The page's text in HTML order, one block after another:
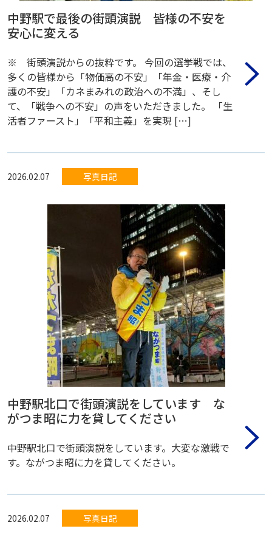
中野駅で最後の街頭演説 皆様の不安を
安心に変える
※ 街頭演説からの抜粋です。 今回の選挙戦では、
多くの皆様から「物価高の不安」「年金・医療・介
護の不安」「カネまみれの政治への不満」、そし
て、「戦争への不安」の声をいただきました。 「生
活者ファースト」「平和主義」を実現 […]
2026.02.07 写真日記
中野駅北口で街頭演説をしています な
がつま昭に力を貸してください
中野駅北口で街頭演説をしています。大変な激戦で
す。ながつま昭に力を貸してください。
2026.02.07 写真日記